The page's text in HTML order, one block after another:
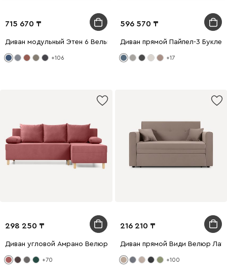
715 670
Диван модульный Этен 6 Вельвет Синий
+106
596 570
Диван прямой Пайпел-3 Букле
+17
298 250
Диван угловой Амрано Велюр Розовый
+70
216 210
Диван прямой Види Велюр
+100